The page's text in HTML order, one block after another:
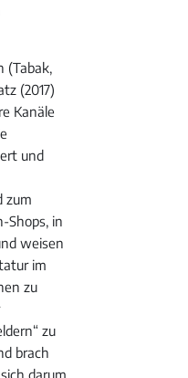
(2017)
Kanäle
und
zum
Shops, in
weisen
im
zu
zu
brach
darum